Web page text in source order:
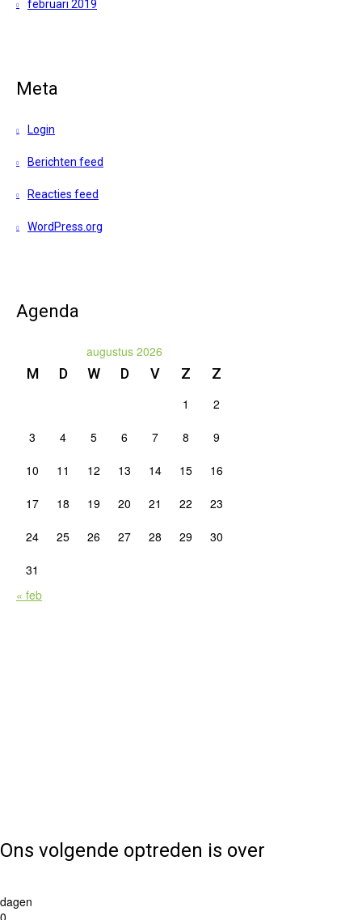
februari 2019
Meta
Login
Berichten feed
Reacties feed
WordPress.org
Agenda
augustus 2026
M D W D V Z Z
1 2
3 4 5 6 7 8 9
10 11 12 13 14 15 16
17 18 19 20 21 22 23
24 25 26 27 28 29 30
31
« feb
Ons volgende optreden is over
dagen